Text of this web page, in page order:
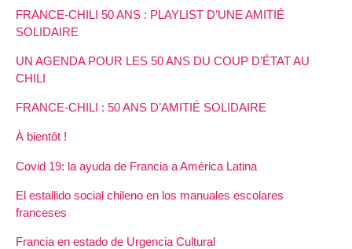
FRANCE-CHILI 50 ANS : PLAYLIST D’UNE AMITIÉ
SOLIDAIRE
UN AGENDA POUR LES 50 ANS DU COUP D’ÉTAT AU
CHILI
FRANCE-CHILI : 50 ANS D’AMITIÉ SOLIDAIRE
À bientôt !
Covid 19: la ayuda de Francia a América Latina
El estallido social chileno en los manuales escolares
franceses
Francia en estado de Urgencia Cultural